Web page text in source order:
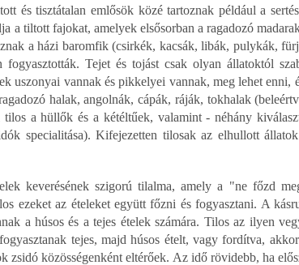
és tisztátalan emlősök közé tartoznak például a
a tiltott fajokat, amelyek elsősorban a ragadozó
a házi baromfik (csirkék, kacsák, libák, pulykák,
Tejet és tojást csak olyan állatoktól
uszonyai vannak és pikkelyei vannak, meg lehet enni,
halak, angolnák, cápák, ráják, tokhalak
a hüllők és a kétéltűek, valamint - néhány
specialitása). Kifejezetten tilosak az elhullott
keverésének szigorú tilalma, amely a "ne főzd
ezeket az ételeket együtt főzni és fogyasztani. A
a húsos és a tejes ételek számára. Tilos az ilyen
tejes, majd húsos ételt, vagy fordítva,
zsidó közösségenként eltérőek. Az idő rövidebb, ha